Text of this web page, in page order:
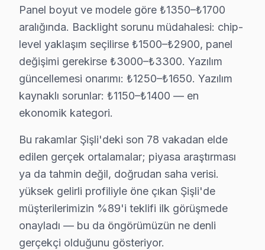
Paşa Mahallesi, sakin atmosferi ile dikkat çekerken,
Teşvikiye'de Profilo TV Servisi
Teşvikiye, modern yaşam alanlarıyla dikkat çeken bir
Yayla'da Profilo TV Servisi
Yayla Mahallesi, genellikle genç nüfusu ve aile
Profilo Tamir Maliyeti Karşılaştırması 2025
Profilo set tamiri için Şişli bölgesindeki fiyatlar 2025
Panel/Ekran Değişimi:
32" TV: 2.500 ₺ - 3.500 ₺
43-55" televizyon: 3.500 ₺ - 5.000 ₺
65" ve üstü: 5.000 ₺ - 8.000 ₺
Anakart Tamiri:
Panel boyut ve modele göre ₺1350–₺1700
aralığında. Backlight sorunu müdahalesi: chip-
level yaklaşım seçilirse ₺1500–₺2900, panel
değişimi gerekirse ₺3000–₺3300. Yazılım
güncellemesi onarımı: ₺1250–₺1650. Yazılım
kaynaklı sorunlar: ₺1150–₺1400 — en
ekonomik kategori.
Bu rakamlar Şişli'deki son 78 vakadan elde
edilen gerçek ortalamalar; piyasa araştırması
ya da tahmin değil, doğrudan saha verisi.
yüksek gelirli profiliyle öne çıkan Şişli'de
müşterilerimizin %89'i teklifi ilk görüşmede
onayladı — bu da öngörümüzün ne denli
gerçekçi olduğunu gösteriyor.